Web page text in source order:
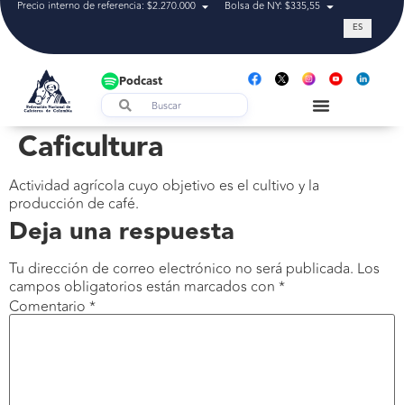
Precio interno de referencia: $2.270.000 Bolsa de NY: $335,55 Tasa de
ES
Podcast
Caficultura
Actividad agrícola cuyo objetivo es el cultivo y la
producción de café.
Deja una respuesta
Tu dirección de correo electrónico no será publicada. Los
campos obligatorios están marcados con *
Comentario *